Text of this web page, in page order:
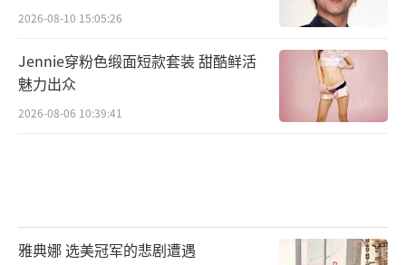
2026-08-10 15:05:26
Jennie穿粉色缎面短款套装 甜酷鲜活
魅力出众
2026-08-06 10:39:41
雅典娜 选美冠军的悲剧遭遇